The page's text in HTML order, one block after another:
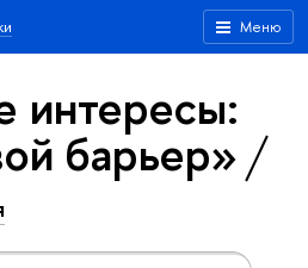
Меню
интересы:
барьер»